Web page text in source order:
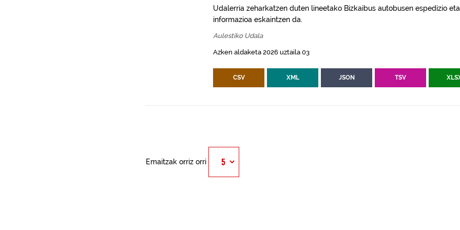
Udalerria zeharkatzen duten lineetako Bizkaibus autobusen espedizio
informazioa eskaintzen da.
Aulestiko Udala
Azken aldaketa 2026 uztaila 03
CSV XML JSON TSV
Emaitzak orriz orri